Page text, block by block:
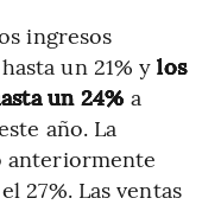
ingresos
un 21% ylos
un 24% a
año. La
anteriormente
27%. Las ventas